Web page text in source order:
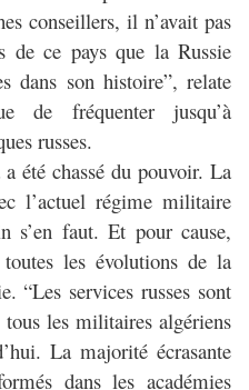
conseillers, il n’avait pas
de ce pays que la Russie
dans son histoire”, relate
de fréquenter jusqu’à
russes.
été chassé du pouvoir. La
l’actuel régime militaire
faut. Et pour cause,
les évolutions de la
“Les services russes sont
tous les militaires algériens
La majorité écrasante
dans les académies